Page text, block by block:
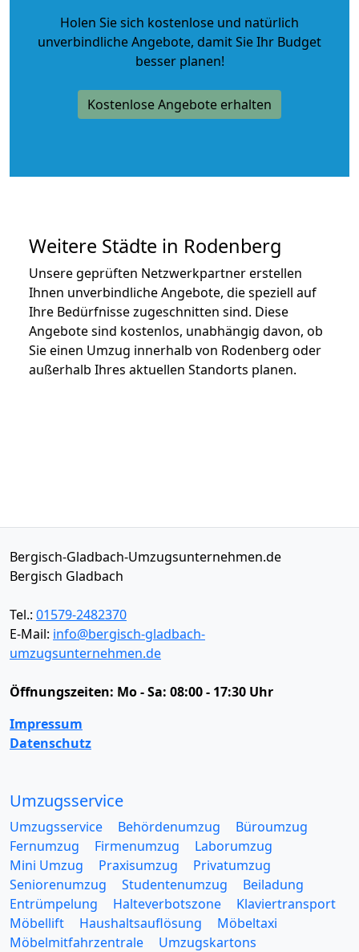
Holen Sie sich kostenlose und natürlich
unverbindliche Angebote, damit Sie Ihr Budget
besser planen!
Kostenlose Angebote erhalten
Weitere Städte in Rodenberg
Unsere geprüften Netzwerkpartner erstellen
Ihnen unverbindliche Angebote, die speziell auf
Ihre Bedürfnisse zugeschnitten sind. Diese
Angebote sind kostenlos, unabhängig davon, ob
Sie einen Umzug innerhalb von Rodenberg oder
außerhalb Ihres aktuellen Standorts planen.
Bergisch-Gladbach-Umzugsunternehmen.de
Bergisch Gladbach
Tel.: 01579-2482370
E-Mail: info@bergisch-gladbach-
umzugsunternehmen.de
Öffnungszeiten: Mo - Sa: 08:00 - 17:30 Uhr
Impressum
Datenschutz
Umzugsservice
Umzugsservice Behördenumzug
Büroumzug
Fernumzug
Firmenumzug
Laborumzug
Mini Umzug
Praxisumzug
Privatumzug
Seniorenumzug
Studentenumzug
Beiladung
Entrümpelung
Halteverbotszone
Klaviertransport
Möbellift
Haushaltsauflösung
Möbeltaxi
Möbelmitfahrzentrale
Umzugskartons